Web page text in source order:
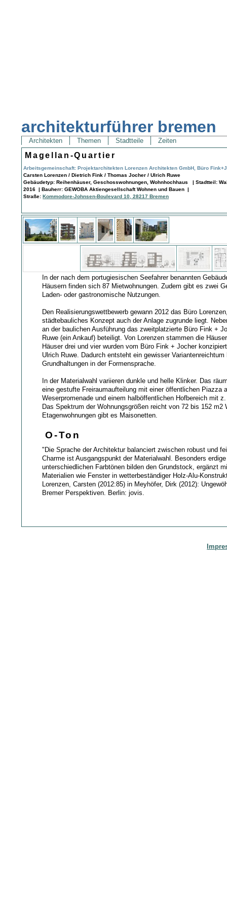
architekturführer bremen
Architekten Themen Stadtteile Zeiten
Magellan-Quartier
Arbeitsgemeinschaft: Projektarchitekten Lorenzen Architekten GmbH, Büro
Carsten Lorenzen / Dietrich Fink / Thomas Jocher / Ulrich Ruwe
Gebäudetyp: Reihenhäuser, Geschosswohnungen, Wohnhochhaus | Stadtteil:
2016 | Bauherr: GEWOBA Aktiengesellschaft Wohnen und Bauen |
Straße:Kommodore-Johnsen-Boulevard 10, 28217 Bremen
In der nach dem portugiesischen Seefahrer benannten
Häusern finden sich 87 Mietwohnungen. Zudem gibt es zwei
Laden- oder gastronomische Nutzungen.
Den Realisierungswettbewerb gewann 2012 das Büro
städtebauliches Konzept auch der Anlage zugrunde liegt.
an der baulichen Ausführung das zweitplatzierte Büro Fink +
Ruwe (ein Ankauf) beteiligt. Von Lorenzen stammen die
Häuser drei und vier wurden vom Büro Fink + Jocher
Ulrich Ruwe. Dadurch entsteht ein gewisser Variantenreichtum
Grundhaltungen in der Formensprache.
In der Materialwahl variieren dunkle und helle Klinker. Das
eine gestufte Freiraumaufteilung mit einer öffentlichen Piazza
Weserpromenade und einem halböffentlichen Hofbereich mit
Das Spektrum der Wohnungsgrößen reicht von 72 bis 152 m2
Etagenwohnungen gibt es Maisonetten.
O-Ton
"Die Sprache der Architektur balanciert zwischen robust und
Charme ist Ausgangspunkt der Materialwahl. Besonders
unterschiedlichen Farbtönen bilden den Grundstock, ergänzt
Materialien wie Fenster in wetterbeständiger Holz-Alu-
Lorenzen, Carsten (2012:85) in Meyhöfer, Dirk (2012):
Bremer Perspektiven. Berlin: jovis.